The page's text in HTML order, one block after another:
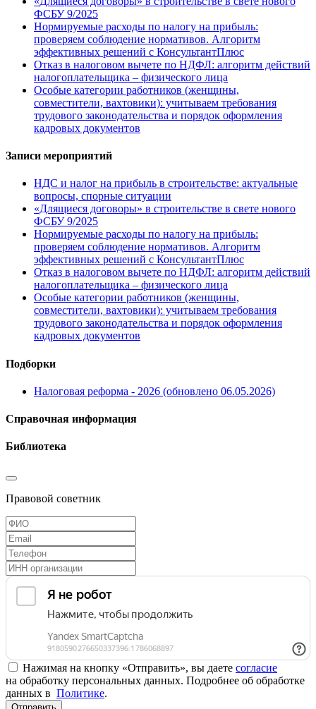
ФСБУ 9/2025
Нормируемые расходы по налогу на прибыль:
проверяем соблюдение нормативов. Алгоритм
эффективных решений с КонсультантПлюс
Отказ в налоговом вычете по НДФЛ: алгоритм действий
налогоплательщика – физического лица
Особые категории работников (женщины,
совместители, вахтовики): учитываем требования
трудового законодательства и порядок оформления
кадровых документов
Записи мероприятий
НДС и налог на прибыль в строительстве: актуальные
вопросы, спорные ситуации
«Длящиеся договоры» в строительстве в свете нового
ФСБУ 9/2025
Нормируемые расходы по налогу на прибыль:
проверяем соблюдение нормативов. Алгоритм
эффективных решений с КонсультантПлюс
Отказ в налоговом вычете по НДФЛ: алгоритм действий
налогоплательщика – физического лица
Особые категории работников (женщины,
совместители, вахтовики): учитываем требования
трудового законодательства и порядок оформления
кадровых документов
Подборки
Налоговая реформа - 2026 (обновлено 06.05.2026)
Справочная информация
Библиотека
Правовой советник
Нажимая на кнопку «Отправить», вы даете согласие
на обработку персональных данных. Подробнее об обработке
данных в Политике.